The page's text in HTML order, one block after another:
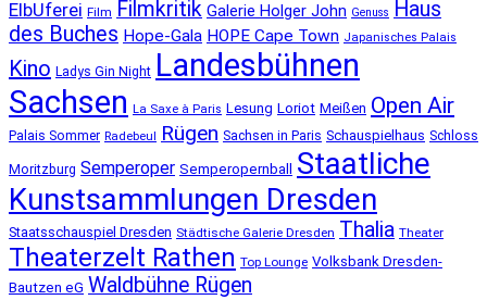
ElbUferei Film Filmkritik Galerie Holger John Genuss
Haus
des Buches Hope-Gala HOPE Cape Town Japanisches Palais
Kino Ladys Gin Night Landesbühnen
Sachsen
La Saxe à Paris Lesung Loriot Meißen Open Air
Palais Sommer Radebeul Rügen Sachsen in Paris Schauspielhaus Schloss
Moritzburg Semperoper Semperopernball
Staatliche
Kunstsammlungen Dresden
Staatsschauspiel Dresden Städtische Galerie Dresden Thalia Theater
Theaterzelt Rathen Top Lounge Volksbank Dresden-
Bautzen eG Waldbühne Rügen